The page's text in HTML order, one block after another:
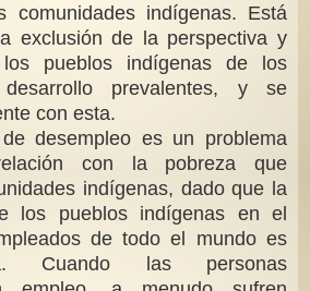
comunidades indígenas. Está
exclusión de la perspectiva y
pueblos indígenas de los
prevalentes, y se
con esta.
desempleo es un problema
con la pobreza que
indígenas, dado que la
los pueblos indígenas en el
de todo el mundo es
Cuando las personas